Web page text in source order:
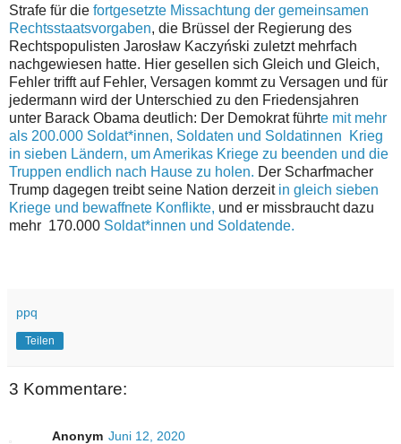
Strafe für die fortgesetzte Missachtung der gemeinsamen
Rechtsstaatsvorgaben, die Brüssel der Regierung des
Rechtspopulisten Jarosław Kaczyński zuletzt mehrfach
nachgewiesen hatte. Hier gesellen sich Gleich und Gleich,
Fehler trifft auf Fehler, Versagen kommt zu Versagen und für
jedermann wird der Unterschied zu den Friedensjahren
unter Barack Obama deutlich: Der Demokrat führte mit mehr
als 200.000 Soldat*innen, Soldaten und Soldatinnen Krieg
in sieben Ländern, um Amerikas Kriege zu beenden und die
Truppen endlich nach Hause zu holen. Der Scharfmacher
Trump dagegen treibt seine Nation derzeitin gleich sieben
Kriege und bewaffnete Konflikte, und er missbraucht dazu
mehr 170.000 Soldat*innen und Soldatende.
ppq
Teilen
3 Kommentare:
Anonym Juni 12, 2020